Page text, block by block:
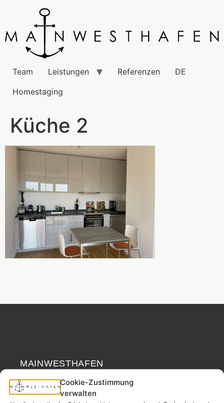
Cookie-Zustimmung
verwalten
Team Leistungen Referenzen
DE
Homestaging
Küche 2
MAINWESTHAFEN
IMMOBILIEN
Ihr Immobilienpartner
Widerrufsrecht